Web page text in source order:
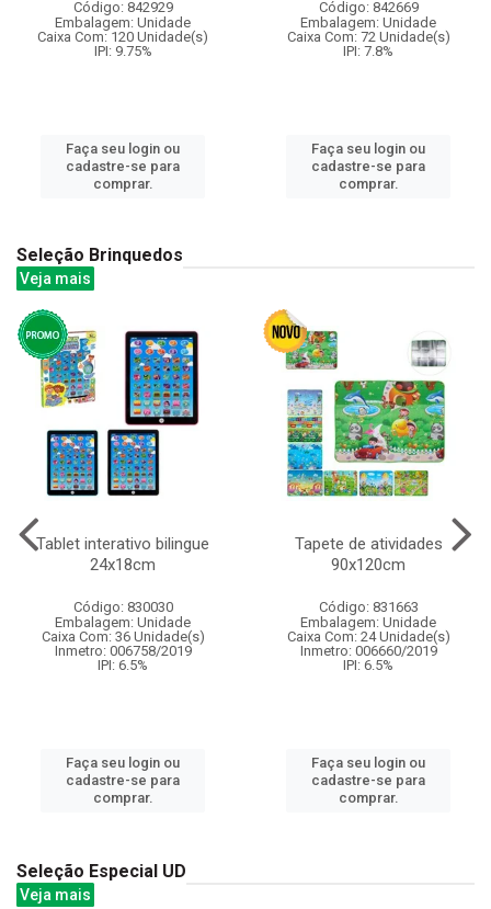
Código: 842929
Embalagem: Unidade
Caixa Com: 120 Unidade(s)
IPI: 9.75%
Faça seu login ou
cadastre-se para
comprar.
Código: 842669
Embalagem: Unidade
Caixa Com: 72 Unidade(s)
IPI: 7.8%
Faça seu login ou
cadastre-se para
comprar.
Seleção Brinquedos
Veja mais
Tablet interativo bilingue
24x18cm
Código: 830030
Embalagem: Unidade
Caixa Com: 36 Unidade(s)
Inmetro: 006758/2019
IPI: 6.5%
Faça seu login ou
cadastre-se para
comprar.
Tapete de atividades
90x120cm
Código: 831663
Embalagem: Unidade
Caixa Com: 24 Unidade(s)
Inmetro: 006660/2019
IPI: 6.5%
Faça seu login ou
cadastre-se para
comprar.
Seleção Especial UD
Veja mais